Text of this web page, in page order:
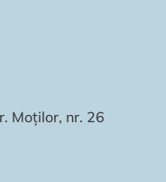
Moților, nr. 26